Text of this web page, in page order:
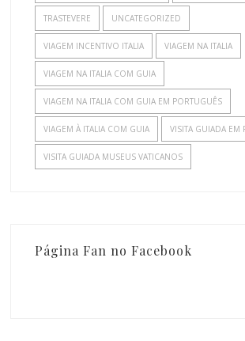
TRASTEVERE UNCATEGORIZED
VIAGEM INCENTIVO ITALIA VIAGEM NA ITALIA
VIAGEM NA ITALIA COM GUIA
VIAGEM NA ITALIA COM GUIA EM PORTUGUÊS
VIAGEM À ITALIA COM GUIA VISITA GUIADA EM
VISITA GUIADA MUSEUS VATICANOS
Página Fan no Facebook